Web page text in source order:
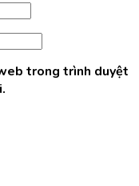
trong trình duyệt